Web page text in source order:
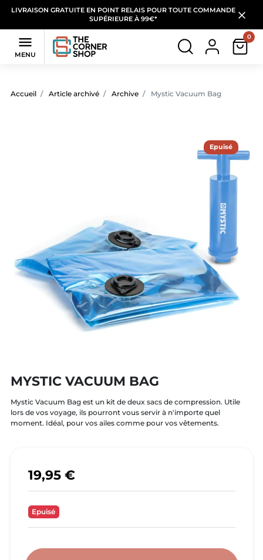
LIVRAISON GRATUITE EN POINT RELAIS POUR TOUTE COMMANDE
SUPÉRIEURE À 99€*

MENU
0
Accueil Article archivé Archive Mystic Vacuum Bag
Epuisé
MYSTIC VACUUM BAG
Mystic Vacuum Bag est un kit de deux sacs de compression. Utile
lors de vos voyage, ils pourront vous servir à n'importe quel
moment. Idéal, pour vos ailes comme pour vos vêtements.
19,95 €
Epuisé